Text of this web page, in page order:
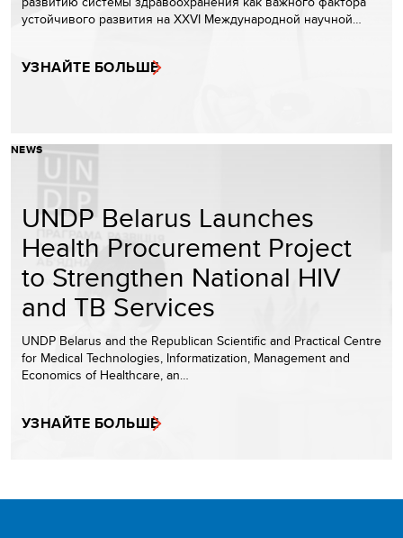
устойчивого развития на XXVI Международной научной…
УЗНАЙТЕ БОЛЬШЕ
NEWS
UNDP Belarus Launches
Health Procurement Project
to Strengthen National HIV
and TB Services
UNDP Belarus and the Republican Scientific and Practical Centre
for Medical Technologies, Informatization, Management and
Economics of Healthcare, an…
УЗНАЙТЕ БОЛЬШЕ